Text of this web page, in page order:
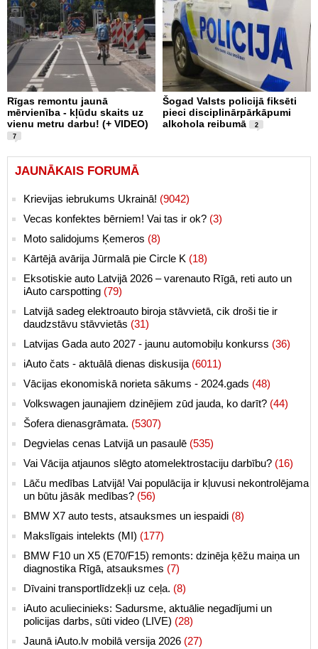
Rīgas remontu jaunā
mērvienība - kļūdu skaits uz
vienu metru darbu! (+ VIDEO)
7
Šogad Valsts policijā fiksēti
pieci disciplinārpārkāpumi
alkohola reibumā
2
JAUNĀKAIS FORUMĀ
Krievijas iebrukums Ukrainā! (9042)
Vecas konfektes bērniem! Vai tas ir ok? (3)
Moto salidojums Ķemeros (8)
Kārtējā avārija Jūrmalā pie Circle K (18)
Eksotiskie auto Latvijā 2026 – varenauto Rīgā, reti auto un
iAuto carspotting (79)
Latvijā sadeg elektroauto biroja stāvvietā, cik droši tie ir
daudzstāvu stāvvietās (31)
Latvijas Gada auto 2027 - jaunu automobiļu konkurss (36)
iAuto čats - aktuālā dienas diskusija (6011)
Vācijas ekonomiskā norieta sākums - 2024.gads (48)
Volkswagen jaunajiem dzinējiem zūd jauda, ko darīt? (44)
Šofera dienasgrāmata. (5307)
Degvielas cenas Latvijā un pasaulē (535)
Vai Vācija atjaunos slēgto atomelektrostaciju darbību? (16)
Lāču medības Latvijā! Vai populācija ir kļuvusi nekontrolējama
un būtu jāsāk medības? (56)
BMW X7 auto tests, atsauksmes un iespaidi (8)
Makslīgais intelekts (MI) (177)
BMW F10 un X5 (E70/F15) remonts: dzinēja ķēžu maiņa un
diagnostika Rīgā, atsauksmes (7)
Dīvaini transportlīdzekļi uz ceļa. (8)
iAuto aculiecinieks: Sadursme, aktuālie negadījumi un
policijas darbs, sūti video (LIVE) (28)
Jaunā iAuto.lv mobilā versija 2026 (27)